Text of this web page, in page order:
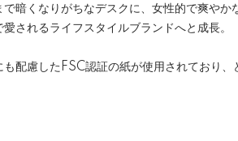
暗くなりがちなデスクに、女性的で爽やか
されるライフスタイルブランドへと成長。
配慮したFSC認証の紙が使用されており、